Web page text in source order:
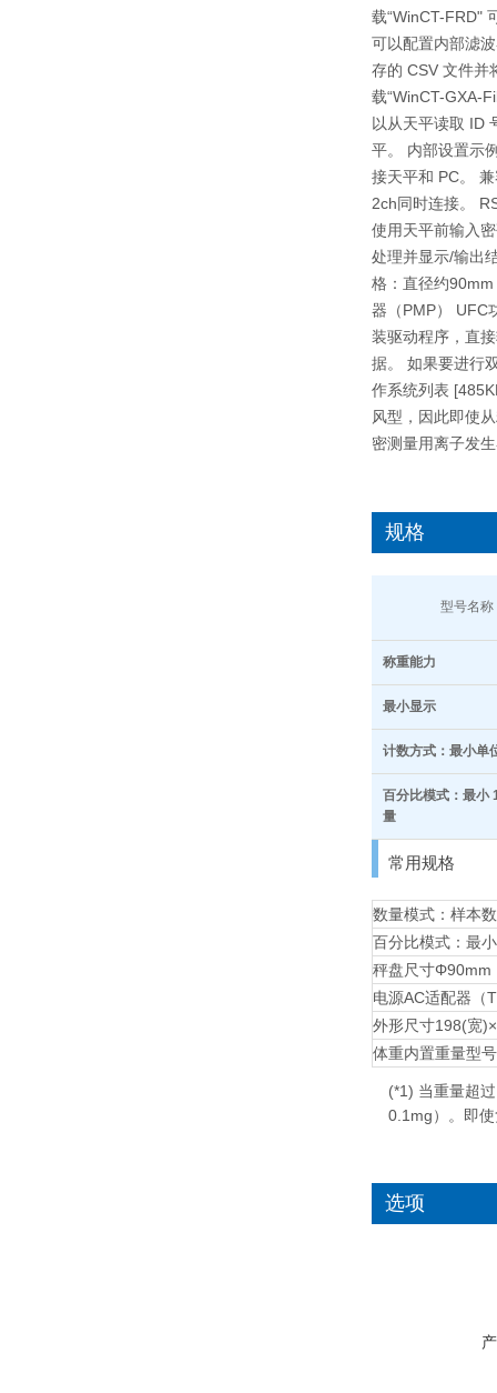
载“WinCT-FRD"
可以配置内部滤
存的 CSV 文件并
载“WinCT-GXA-
以从天平读取 ID
平。 内部设置示
接天平和 PC。
2ch同时连接。
使用天平前输入
处理并显示/输出
格：直径约
器（PMP） UFC
装驱动程序，直
据。 如果要进行
作系统列表
风型，因此即使
密测量用离子发
规格
型号名称
称重能力
最小显示
计数方式：最小单
百分比模式：最小
量
常用规格
数量模式：样本
百分比模式：最
秤盘尺寸Φ90mm
电源AC适配器（
外形尺寸198(宽
体重内置重量型
(*1) 当重量超
0.1mg）。即
选项